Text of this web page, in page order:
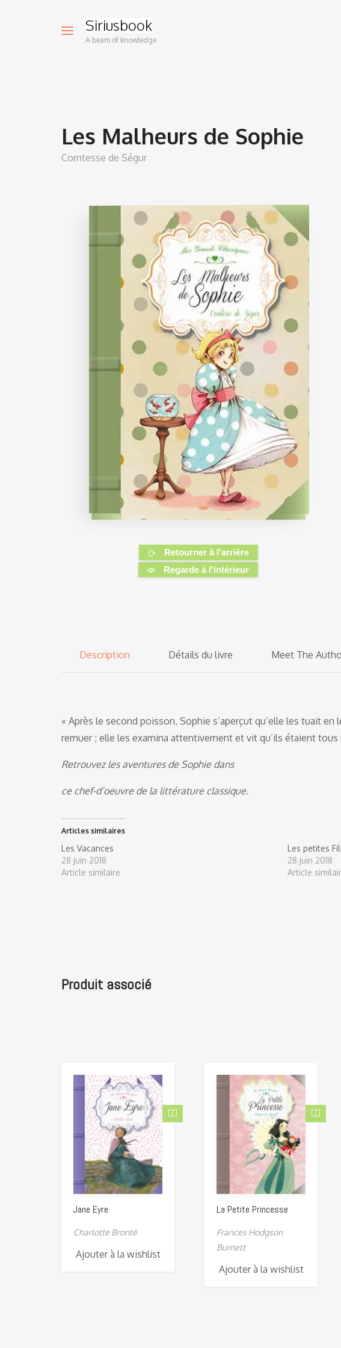
Siriusbook
A beam of knowledge
Les Malheurs de Sophie
Comtesse de Ségur
Retourner à l'arrière
Regarde à l'intérieur
Description Détails du livre Meet The
« Après le second poisson, Sophie s’aperçut qu’elle les tuait
remuer ; elle les examina attentivement et vit qu’ils étaient tous
Retrouvez les aventures de Sophie dans
ce chef-d’oeuvre de la littérature classique.
Articles similaires
Les Vacances
28 juin 2018
Article similaire
Les petites
28 juin 2018
Article
Produit associé
Jane Eyre
Charlotte Brontë
Ajouter à la wishlist
La Petite Princesse
Frances Hodgson
Burnett
Ajouter à la wishlist